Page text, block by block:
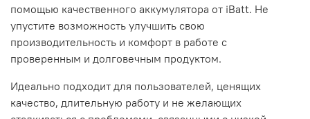
помощью качественного аккумулятора от iBatt. Не
упустите возможность улучшить свою
производительность и комфорт в работе с
проверенным и долговечным продуктом.
Идеально подходит для пользователей, ценящих
качество, длительную работу и не желающих